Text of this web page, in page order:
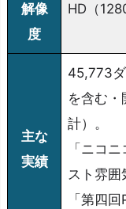
解像
度
HD（
主な
実績
45,773
を含む
計）。
「ニコ
スト雰囲
「第四